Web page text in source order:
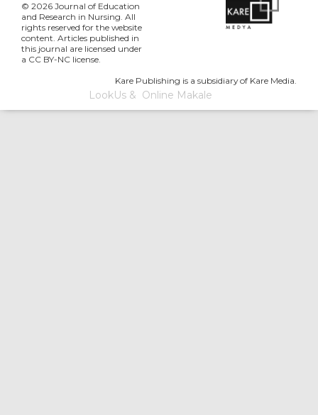
© 2026 Journal of Education
and Research in Nursing. All
rights reserved for the website
content. Articles published in
this journal are licensed under
a CC BY-NC license.
Kare Publishing is a subsidiary of Kare Media.
LookUs& Online Makale